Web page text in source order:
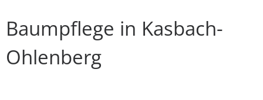
Baumpflege in Kasbach-
Ohlenberg